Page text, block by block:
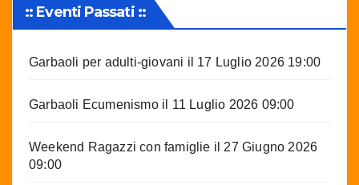
:: Eventi Passati ::
Garbaoli per adulti-giovani il 17 Luglio 2026 19:00
Garbaoli Ecumenismoil 11 Luglio 2026 09:00
Weekend Ragazzi con famiglie il 27 Giugno 2026
09:00